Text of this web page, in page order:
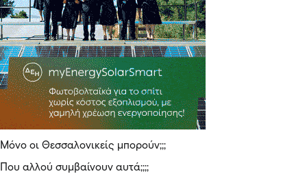
Μόνο οι Θεσσαλονικείς μπορούν;;;
Που αλλού συμβαίνουν αυτά;;;;